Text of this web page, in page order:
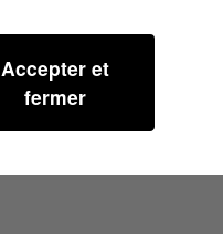
Accepter et
fermer